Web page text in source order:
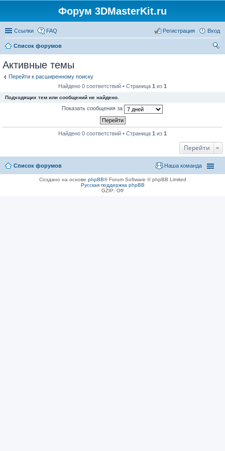
Форум 3DMasterKit.ru
Ссылки FAQ Вход
Регистрация
Список форумов
Активные темы
Перейти к расширенному поиску
Найдено 0 соответствий • Страница 1 из 1
Подходящих тем или сообщений не найдено.
Показать сообщения за
Найдено 0 соответствий • Страница 1 из 1
Перейти
Список форумов Наша команда
Создано на основе phpBB® Forum Software © phpBB Limited
Русская поддержка phpBB
GZIP: Off